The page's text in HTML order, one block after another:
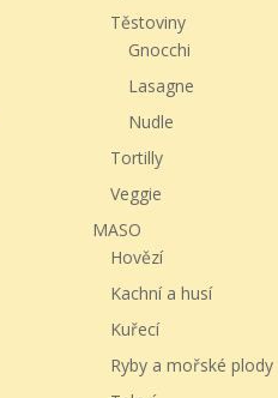
Těstoviny
Gnocchi
Lasagne
Nudle
Tortilly
Veggie
MASO
Hovězí
Kachní a husí
Kuřecí
Ryby a mořské plody